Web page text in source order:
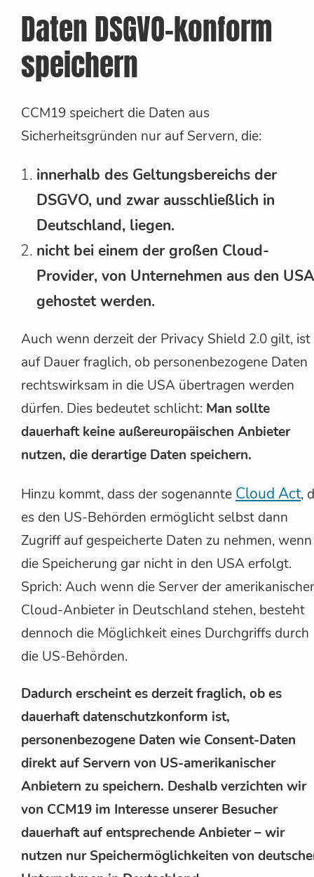
Daten DSGVO-konform
speichern
CCM19 speichert die Daten aus
Sicherheitsgründen nur auf Servern, die:
innerhalb des Geltungsbereichs der
DSGVO, und zwar ausschließlich in
Deutschland, liegen.
nicht bei einem der großen Cloud-
Provider, von Unternehmen aus den
gehostet werden.
Auch wenn derzeit der Privacy Shield 2.0 gilt, ist
auf Dauer fraglich, ob personenbezogene Daten
rechtswirksam in die USA übertragen werden
dürfen. Dies bedeutet schlicht: Man sollte
dauerhaft keine außereuropäischen Anbieter
nutzen, die derartige Daten speichern.
Hinzu kommt, dass der sogenannte Cloud Act,
es den US-Behörden ermöglicht selbst dann
Zugriff auf gespeicherte Daten zu nehmen, wenn
die Speicherung gar nicht in den USA erfolgt.
Sprich: Auch wenn die Server der
Cloud-Anbieter in Deutschland stehen, besteht
dennoch die Möglichkeit eines Durchgriffs durch
die US-Behörden.
Dadurch erscheint es derzeit fraglich, ob es
dauerhaft datenschutzkonform ist,
personenbezogene Daten wie Consent-Daten
direkt auf Servern von US-amerikanischer
Anbietern zu speichern. Deshalb verzichten wir
von CCM19 im Interesse unserer Besucher
dauerhaft auf entsprechende Anbieter – wir
nutzen nur Speichermöglichkeiten von